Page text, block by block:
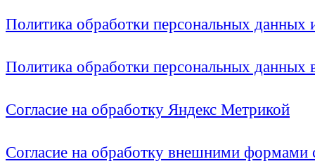
Политика обработки персональных
Политика обработки персональных
Согласие на обработку Яндекс Метрикой
Согласие на обработку внешними формами